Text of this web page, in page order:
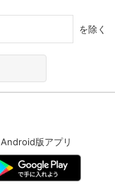
を除く
Android版アプリ